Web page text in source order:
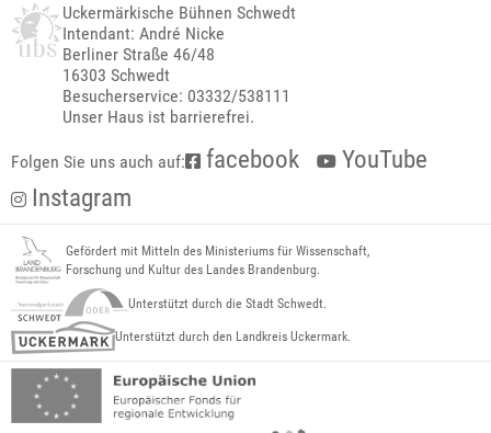
Uckermärkische Bühnen Schwedt
Intendant: André Nicke
Berliner Straße 46/48
16303 Schwedt
Besucherservice: 03332/538111
Unser Haus ist barrierefrei.
Folgen Sie uns auch auf: facebook
YouTube
Instagram
Gefördert mit Mitteln des Ministeriums für Wissenschaft,
Forschung und Kultur des Landes Brandenburg.
Unterstützt durch die Stadt Schwedt.
Unterstützt durch den Landkreis Uckermark.